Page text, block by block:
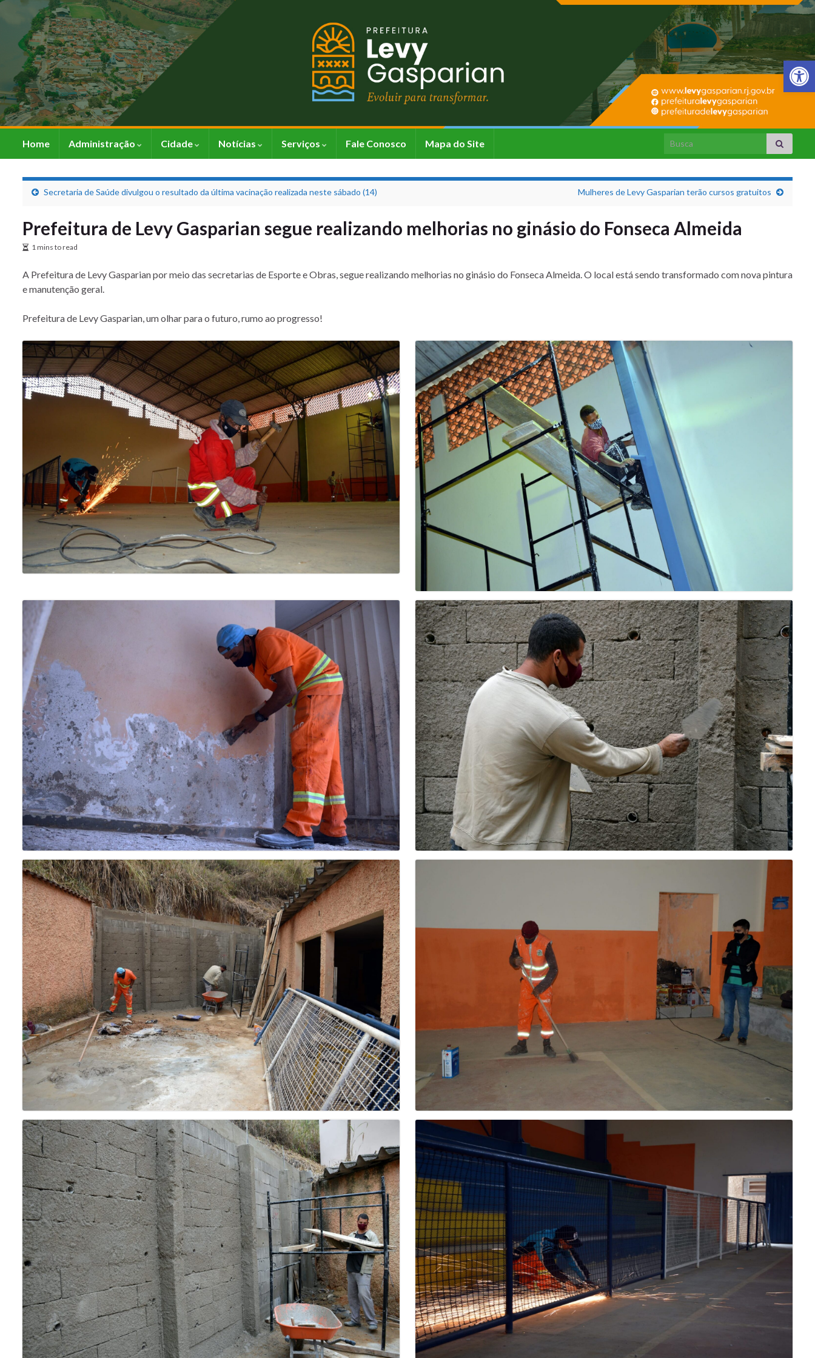
Barra de
Home Administração Cidade Notícias Serviços Fale Conosco Mapa do Site Search for:
Secretaria de Saúde divulgou o resultado da última vacinação realizada neste sábado (14) Mulheres de Levy Gasparian terão cursos gratuitos
Prefeitura de Levy Gasparian segue realizando melhorias no ginásio do Fonseca Almeida
1 mins to read
A Prefeitura de Levy Gasparian por meio das secretarias de Esporte e Obras, segue realizando melhorias no ginásio do Fonseca Almeida. O local está sendo transformado com nova pintura
e manutenção geral.
Prefeitura de Levy Gasparian, um olhar para o futuro, rumo ao progresso!